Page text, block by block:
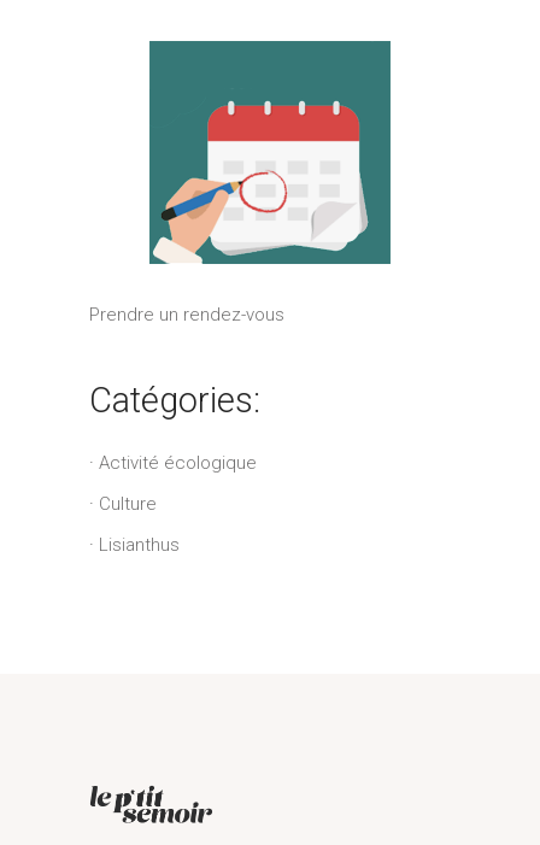
Prendre un rendez-vous
Catégories:
Activité écologique
Culture
Lisianthus